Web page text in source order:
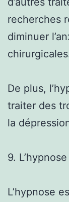
recherches
diminuer
De plus,
traiter des
la
9.
L’hypnose